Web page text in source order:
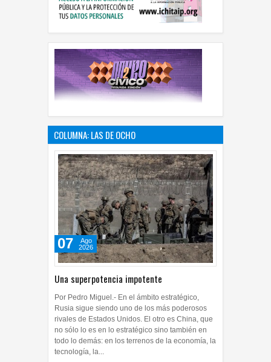
COLUMNA: LAS DE OCHO
Una superpotencia impotente
07
Ago
2026
Por Pedro Miguel.- En el ámbito estratégico,
Rusia sigue siendo uno de los más poderosos
rivales de Estados Unidos. El otro es China, que
no sólo lo es en lo estratégico sino también en
todo lo demás: en los terrenos de la economía, la
tecnología, la...